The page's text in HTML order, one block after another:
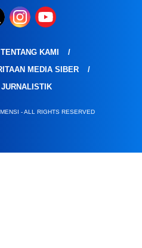
TENTANG KAMI
MEDIA SIBER
- ALL RIGHTS RESERVED